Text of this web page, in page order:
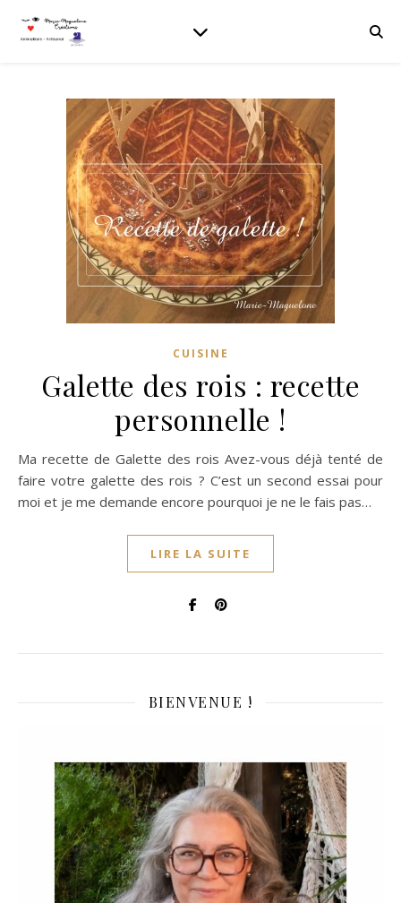
CUISINE
Galette des rois : recette
personnelle !
Ma recette de Galette des rois Avez-vous déjà tenté de
faire votre galette des rois ? C’est un second essai pour
moi et je me demande encore pourquoi je ne le fais pas…
LIRE LA SUITE
BIENVENUE !